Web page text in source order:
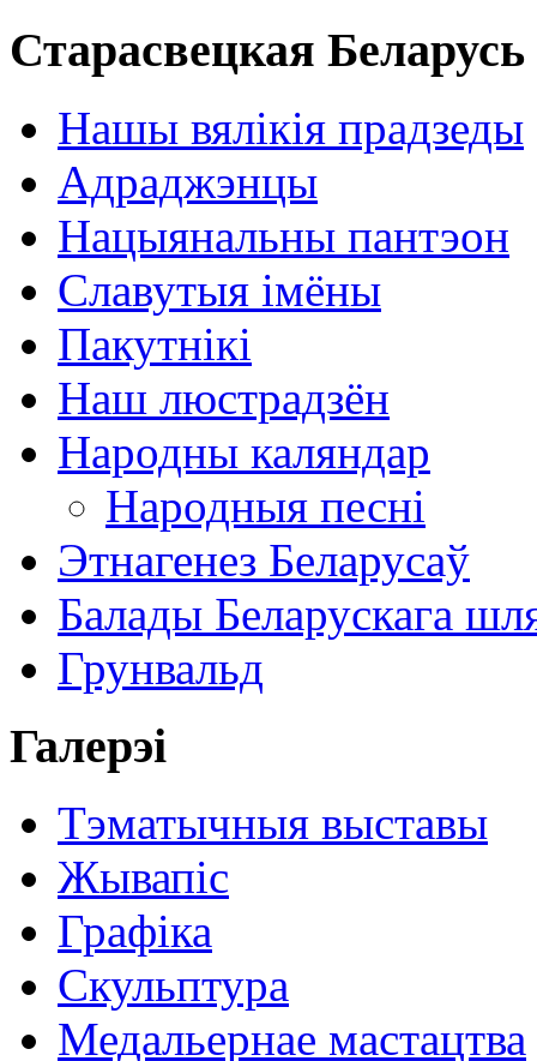
Старасвецкая Беларусь
Нашы вялікія прадзеды
Адраджэнцы
Нацыянальны пантэон
Славутыя імёны
Пакутнікі
Наш люстрадзён
Народны каляндар
Народныя песні
Этнагенез Беларусаў
Балады Беларускага
Грунвальд
Галерэі
Тэматычныя выставы
Жывапіс
Графіка
Скульптура
Медальернае мастацтва